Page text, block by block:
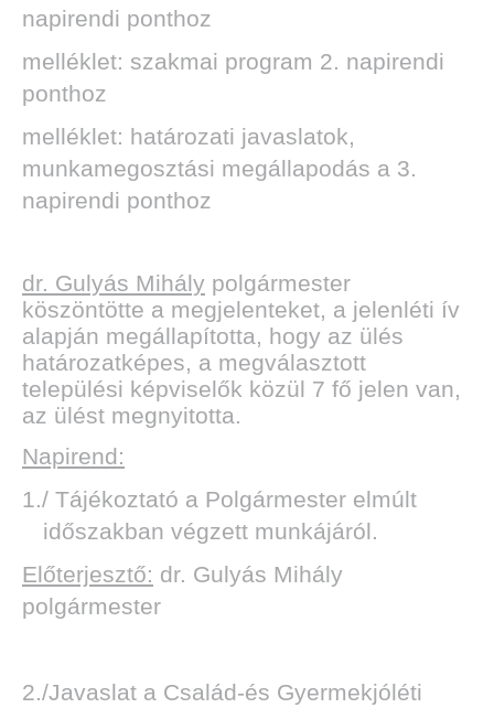
napirendi ponthoz
melléklet: szakmai program 2. napirendi
ponthoz
melléklet: határozati javaslatok,
munkamegosztási megállapodás a 3.
napirendi ponthoz
dr. Gulyás Mihály polgármester
köszöntötte a megjelenteket, a jelenléti ív
alapján megállapította, hogy az ülés
határozatképes, a megválasztott
települési képviselők közül 7 fő jelen van,
az ülést megnyitotta.
Napirend:
1./ Tájékoztató a Polgármester elmúlt
időszakban végzett munkájáról.
Előterjesztő: dr. Gulyás Mihály
polgármester
2./Javaslat a Család-és Gyermekjóléti